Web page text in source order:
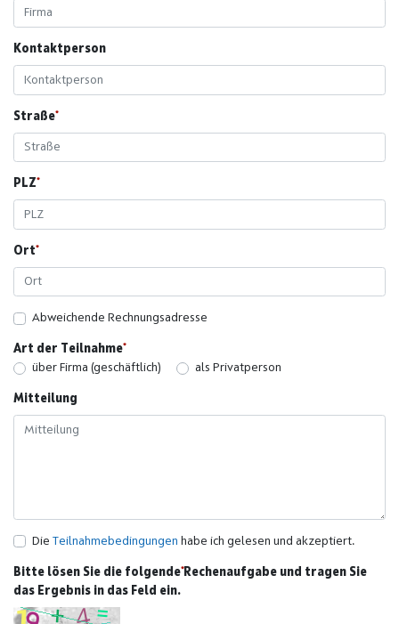
Kontaktperson
Straße
PLZ
Ort
Abweichende Rechnungsadresse
Art der Teilnahme
über Firma (geschäftlich)
als Privatperson
Mitteilung
Die Teilnahmebedingungen habe ich gelesen und akzeptiert.
Bitte lösen Sie die folgende Rechenaufgabe und tragen Sie
das Ergebnis in das Feld ein.